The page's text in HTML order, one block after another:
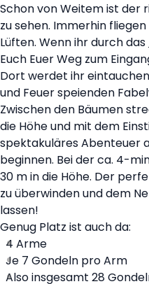
Schon von Weitem ist der
zu sehen. Immerhin
Lüften. Wenn ihr durch das
Euch Euer Weg zum
Dort werdet ihr
und Feuer speienden
Zwischen den Bäumen
die Höhe und mit dem
spektakuläres Abenteuer
beginnen. Bei der ca. 4-
30 m in die Höhe. Der
zu überwinden und dem
lassen!
Genug Platz ist auch da:
4 Arme
Je 7 Gondeln pro Arm
Also insgesamt 28